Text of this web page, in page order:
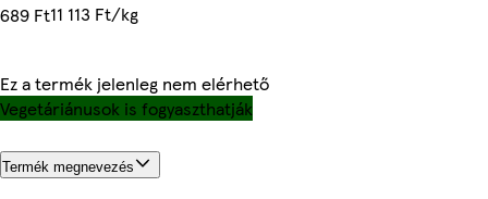
689 Ft11 113 Ft/kg
Ez a termék jelenleg nem elérhető
Vegetáriánusok is fogyaszthatják
Termék megnevezés